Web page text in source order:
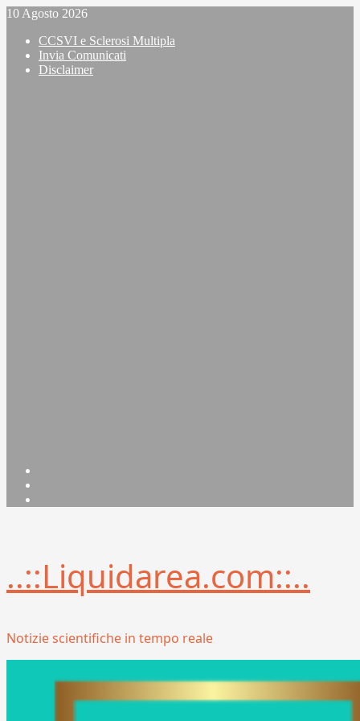
Vai
contenuto
10 Agosto 2026
CCSVI e Sclerosi Multipla
Invia Comunicati
Disclaimer
..::Liquidarea.com::..
Notizie scientifiche in tempo reale